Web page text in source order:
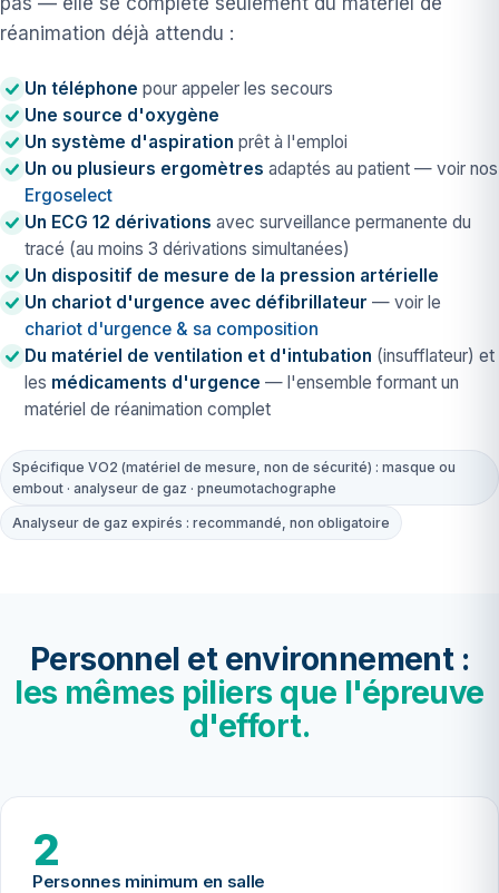
réanimation déjà attendu :
Un téléphone pour appeler les secours
Une source d'oxygène
Un système d'aspiration prêt à l'emploi
Un ou plusieurs ergomètres adaptés au patient — voir nos
Ergoselect
Un ECG 12 dérivations avec surveillance permanente du
tracé (au moins 3 dérivations simultanées)
Un dispositif de mesure de la pression artérielle
Un chariot d'urgence avec défibrillateur — voir le
chariot d'urgence & sa composition
Du matériel de ventilation et d'intubation (insufflateur) et
les médicaments d'urgence — l'ensemble formant un
matériel de réanimation complet
Spécifique VO2 (matériel de mesure, non de sécurité) : masque ou
embout · analyseur de gaz · pneumotachographe
Analyseur de gaz expirés : recommandé, non obligatoire
Personnel et environnement :
les mêmes piliers que l'épreuve
d'effort.
2
Personnes minimum en salle